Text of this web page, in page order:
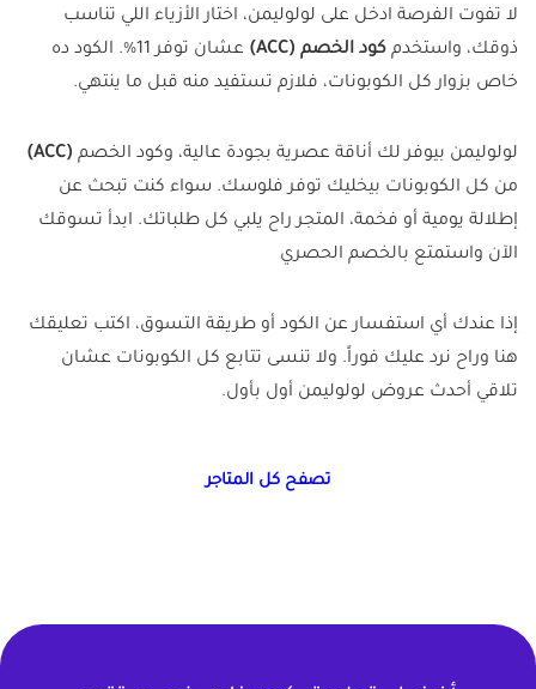
لا تفوت الفرصة ادخل على لولوليمن، اختار الأزياء اللي تناسب
ذوقك، واستخدم كود الخصم (ACC)
عشان توفر 11%. الكود ده
خاص بزوار كل الكوبونات، فلازم تستفيد منه قبل ما ينتهي.
لولوليمن بيوفر لك أناقة عصرية بجودة عالية، وكود الخصم (ACC)
من كل الكوبونات بيخليك توفر فلوسك. سواء كنت تبحث عن
إطلالة يومية أو فخمة، المتجر راح يلبي كل طلباتك. ابدأ تسوقك
الآن واستمتع بالخصم الحصري
إذا عندك أي استفسار عن الكود أو طريقة التسوق، اكتب تعليقك
هنا وراح نرد عليك فوراً. ولا تنسى تتابع كل الكوبونات عشان
تلاقي أحدث عروض لولوليمن أول بأول.
تصفح كل المتاجر